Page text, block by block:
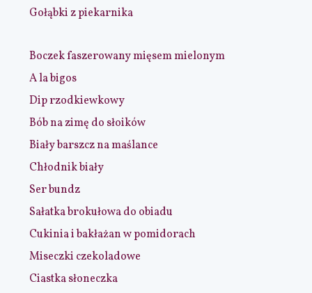
Gołąbki z piekarnika
Boczek faszerowany mięsem mielonym
A la bigos
Dip rzodkiewkowy
Bób na zimę do słoików
Biały barszcz na maślance
Chłodnik biały
Ser bundz
Sałatka brokułowa do obiadu
Cukinia i bakłażan w pomidorach
Miseczki czekoladowe
Ciastka słoneczka